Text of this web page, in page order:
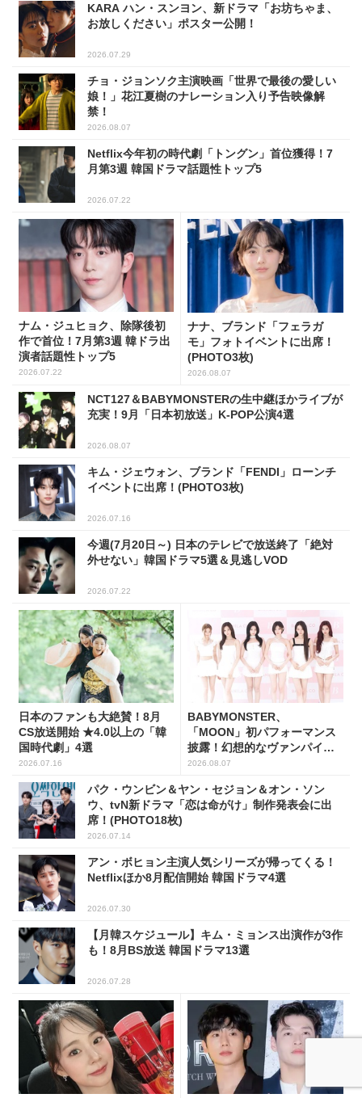
KARA ハン・スンヨン、新ドラマ「お坊ちゃま、
お放しください」ポスター公開！
2026.07.29
チョ・ジョンソク主演映画「世界で最後の愛しい
娘！」花江夏樹のナレーション入り予告映像解
禁！
2026.08.07
Netflix今年初の時代劇「トングン」首位獲得！7
月第3週 韓国ドラマ話題性トップ5
2026.07.22
ナム・ジュヒョク、除隊後初
作で首位！7月第3週 韓ドラ出
演者話題性トップ5
2026.07.22
ナナ、ブランド「フェラガ
モ」フォトイベントに出席！
(PHOTO3枚)
2026.08.07
NCT127＆BABYMONSTERの生中継ほかライブが
充実！9月「日本初放送」K-POP公演4選
2026.08.07
キム・ジェウォン、ブランド「FENDI」ローンチ
イベントに出席！(PHOTO3枚)
2026.07.16
今週(7月20日～) 日本のテレビで放送終了「絶対
外せない」韓国ドラマ5選＆見逃しVOD
2026.07.22
日本のファンも大絶賛！8月
CS放送開始 ★4.0以上の「韓
国時代劇」4選
2026.07.16
BABYMONSTER、
「MOON」初パフォーマンス
披露！幻想的なヴァンパイア
の世界観を表現
2026.08.07
パク・ウンビン＆ヤン・セジョン＆オン・ソン
ウ、tvN新ドラマ「恋は命がけ」制作発表会に出
席！(PHOTO18枚)
2026.07.14
アン・ボヒョン主演人気シリーズが帰ってくる！
Netflixほか8月配信開始 韓国ドラマ4選
2026.07.30
【月韓スケジュール】キム・ミョンス出演作が3作
も！8月BS放送 韓国ドラマ13選
2026.07.28